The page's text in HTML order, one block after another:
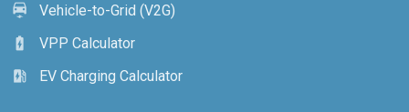
electric_car
Vehicle-to-Grid (V2G)
battery_charging_full
VPP Calculator
ev_station
EV Charging Calculator